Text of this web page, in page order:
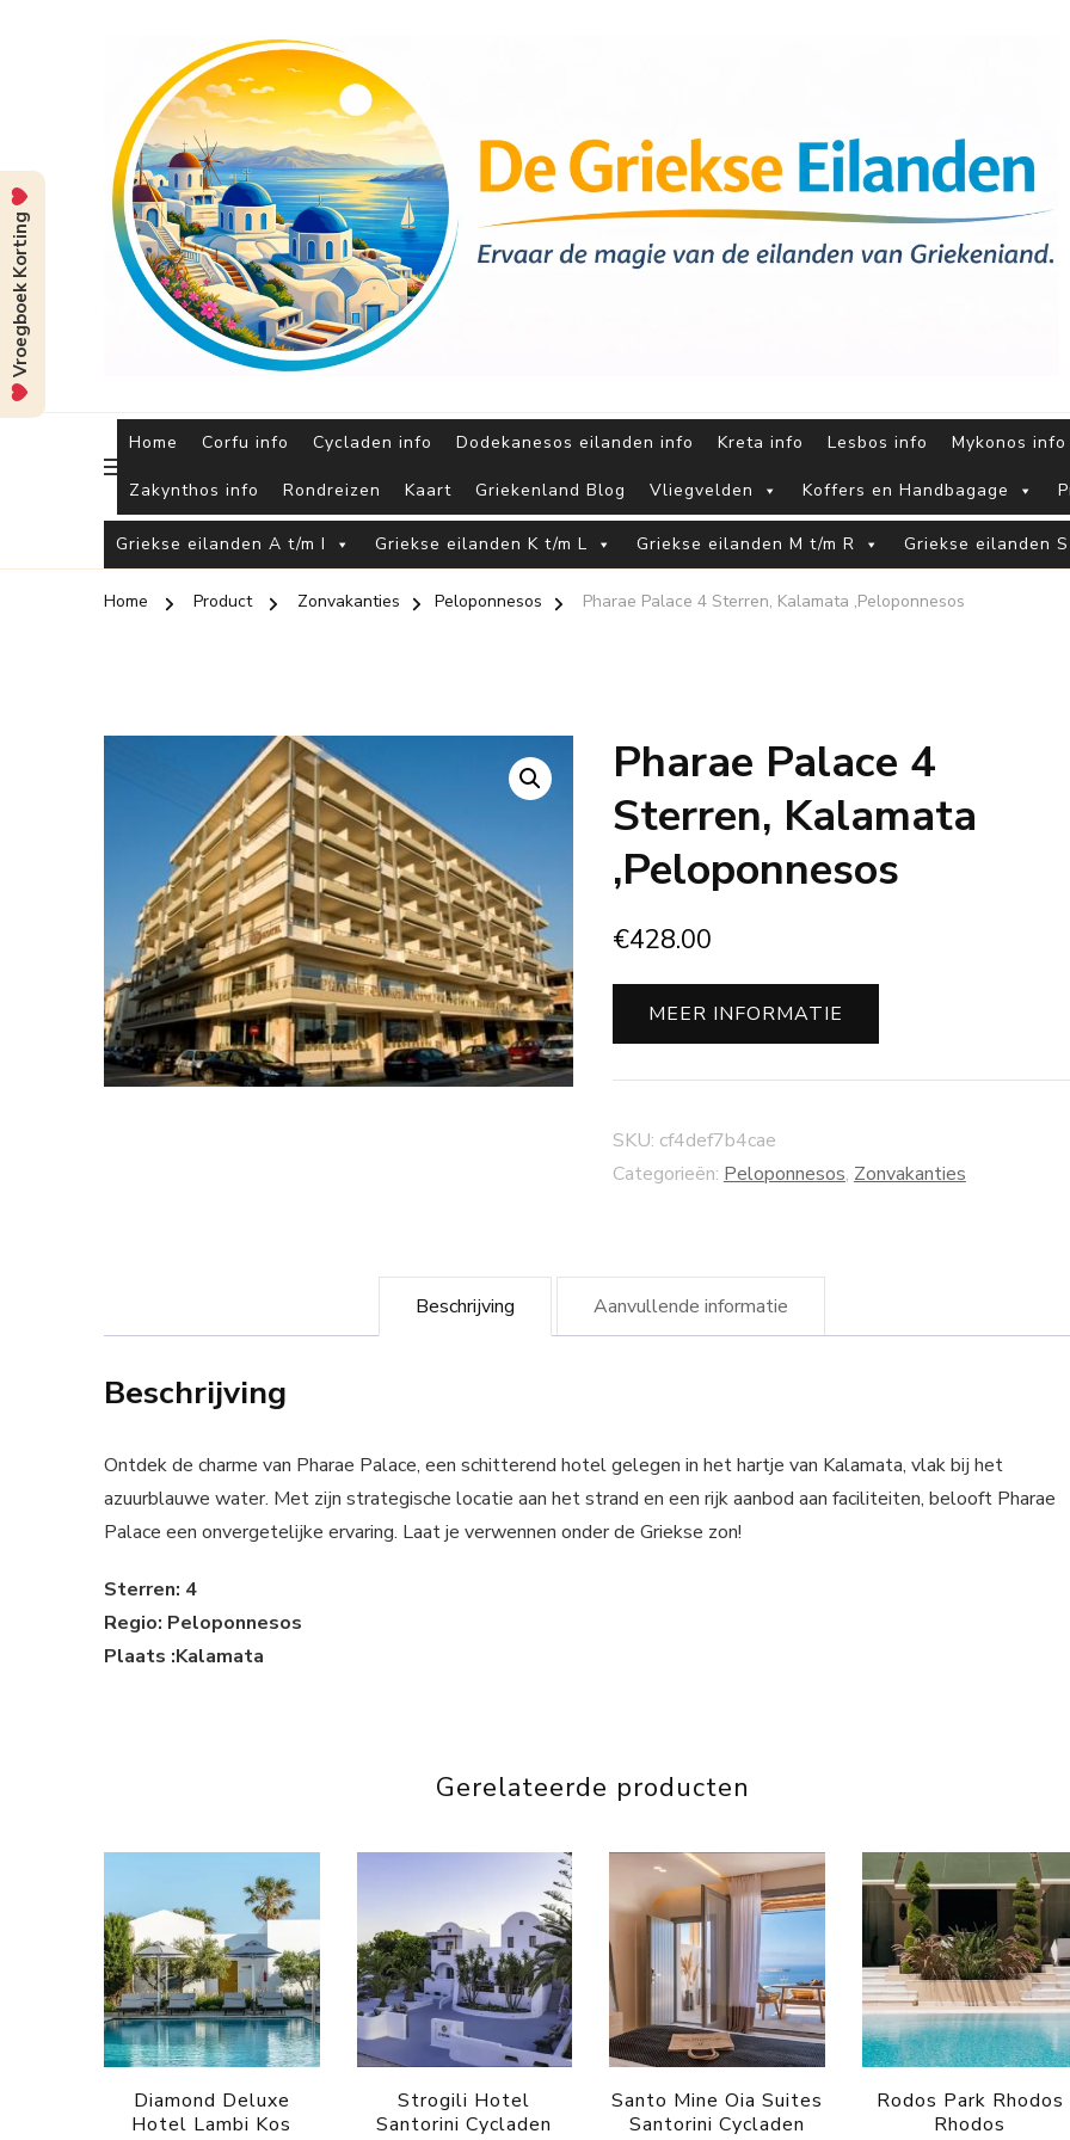
Home Corfu info Cycladen info Dodekanesos eilanden info Kreta info Lesbos info Mykonos info
Zakynthos info Rondreizen Kaart Griekenland Blog Vliegvelden Koffers en Handbagage
Griekse eilanden A t/m I Griekse eilanden K t/m L Griekse eilanden M t/m R Griekse eilanden
Home Product Zonvakanties Peloponnesos Pharae Palace 4 Sterren, Kalamata ,Peloponnesos
Pharae Palace 4
Sterren, Kalamata
,Peloponnesos
€428.00
MEER INFORMATIE
SKU: cf4def7b4cae
Categorieën: Peloponnesos, Zonvakanties
Beschrijving Aanvullende informatie
Beschrijving
Ontdek de charme van Pharae Palace, een schitterend hotel gelegen in het hartje van Kalamata, vlak bij het
azuurblauwe water. Met zijn strategische locatie aan het strand en een rijk aanbod aan faciliteiten, belooft Pharae
Palace een onvergetelijke ervaring. Laat je verwennen onder de Griekse zon!
Sterren: 4
Regio: Peloponnesos
Plaats :Kalamata
Gerelateerde producten
Diamond Deluxe
Hotel Lambi Kos
Strogili Hotel
Santorini Cycladen
Santo Mine Oia Suites
Santorini Cycladen
Rodos Park Rhodos
Rhodos
Vroegboek Korting